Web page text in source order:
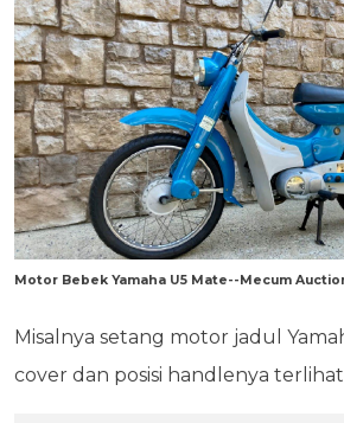
Motor Bebek Yamaha U5 Mate--Mecum
Misalnya setang motor jadul
cover dan posisi handlenya